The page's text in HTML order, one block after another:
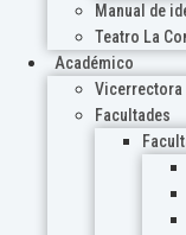
Manual de
Teatro La
Académico
Vicerrectora
Facultades